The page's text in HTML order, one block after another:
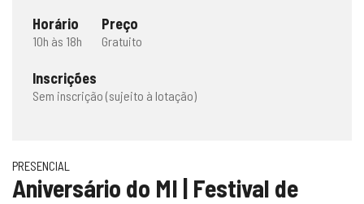
Horário
10h às 18h
Preço
Gratuito
Inscrições
Sem inscrição (sujeito à lotação)
PRESENCIAL
Aniversário do MI | Festival de